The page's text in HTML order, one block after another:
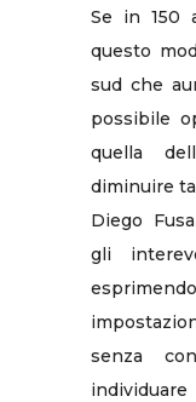
Se in 150
questo
sud che
possibile
quella
diminuire
Diego
gli
senza